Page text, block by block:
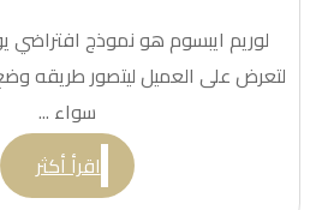
لوريم ايبسوم هو نموذج افتراضي
لتعرض على العميل ليتصور طريقه
سواء ...
اقرأ أكثر